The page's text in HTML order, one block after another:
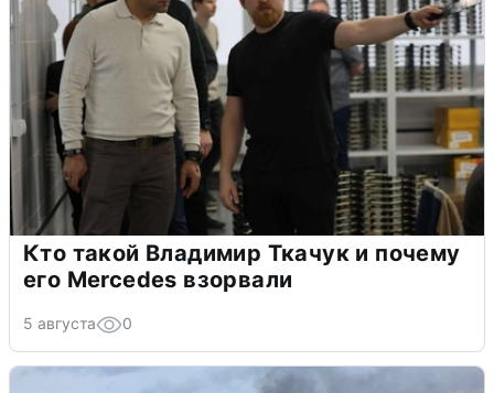
Кто такой Владимир Ткачук и почему
его Mercedes взорвали
5 августа 0